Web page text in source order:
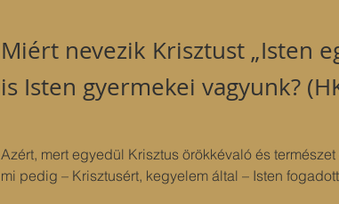
Miért nevezik Krisztust „Isten
is Isten gyermekei vagyunk?
Azért, mert egyedül Krisztus örökkévaló és
mi pedig – Krisztusért, kegyelem által – Isten